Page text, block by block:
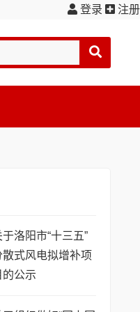
登录 注册
于洛阳市“十三五”
散式风电拟增补项
的公示